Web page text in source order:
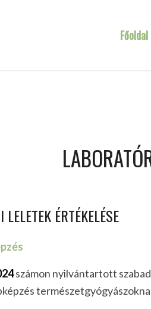
Főoldal
ÉRTÉKELÉSE
számon nyilvántartott